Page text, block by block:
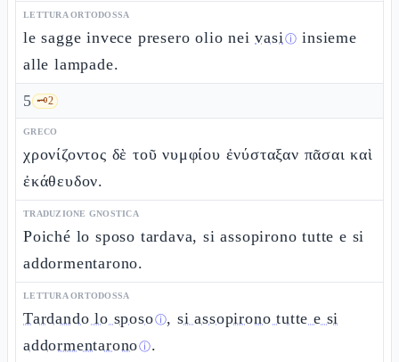
LETTURA ORTODOSSA
le sagge invece presero olio neivasiⓘ insieme
alle lampade.
5 🗝️2
GRECO
χρονίζοντος δὲ τοῦ νυμφίου ἐνύσταξαν πᾶσαι καὶ
ἐκάθευδον.
TRADUZIONE GNOSTICA
Poiché lo sposo tardava, si assopirono tutte e si
addormentarono.
LETTURA ORTODOSSA
Tardando lo sposoⓘ,si assopirono tutte e si
addormentaronoⓘ.